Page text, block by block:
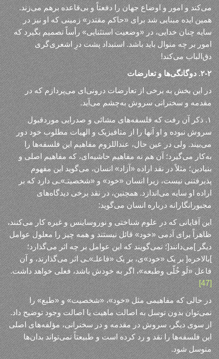
می‌کند و امور و اوضاع جهان را دفعتاً و بی‌قاعده برهم می‌زند.
همین ایده مبنایی شد برای «حاکم مقتدر» زمینی که او نیز در
سایه چنان خدایی، در «وضعیت استثنایی» رأساً تصمیم بگیرد که
امور بر چه منوال باید باشد. استبداد پشت درِ اشعری‌گری
دق‌الباب می‌کند!
۲-۲. دوگانگی‌ها و تعارضات
در این بخش به برخی از تعارضات درونی‌ای می‌پردازم که در
مقدمه و سخنرانی سروش به‌چشم می‌آید.
۱. ذکر آن رفت که فلسفه‌های مشائی و صدرایی موردقبول
سروش نبوده و او آنها را از متافیزیک و الهیات مطلوب خود دور
می‌بیند. ولی در عین حال، عنداللزوم مفاهیم این فلسفه‌ها را
به‌کار می‌گیرد؛ آن هم نه مفاهیم حاشیه‌ای، که مفاهیم اصلی و
بنیادین؛ مثلاً در نقد اراده «آزاد» انسان، می‌گوید این مفهوم
پذیرفتنی نیست، زیرا انسان «خود» و «شخصیتـ»ـی دارد که بر
اراده او سایه می‌اندازد. همچنین، در نقد برخی دیدگاه‌های
مجبورانگارانه درباره انسان می‌گوید:
این آقایانی که در علوم شناختی و نوروساینس و غیره کار می‌کنند،
ظاهراً برای آدمی «خود» قائل نیستند و همه چیز را معلول عوامل
دیگر ]می‌دانند[؛ نمی‌گویند که این عوامل بر چه اثر می‌گذارد؛
]بالاخره[ بر یک «خود»ی، بر یک «فاعلـ»ـی اثر می‌گذارند، و آن
فاعل «لَو خُلّی وطبعه»، اگر به خودش باشد، فعلی خواهد داشت.
[47]
در حالی که مفاهیمی مثل «خود»، «شخصیت» و «طبع» را
نمی‌توان بدون توسل به اصالت ماهیت یا اصالت وجود توضیح داد.
از سوی دیگر، سروش در مقدمه و در سخنرانی، مؤلفه‌های اصلی
این فلسفه‌ها را نقد و رد کرده است و طبیعتاً نمی‌تواند بدان‌ها
متوسل شود.